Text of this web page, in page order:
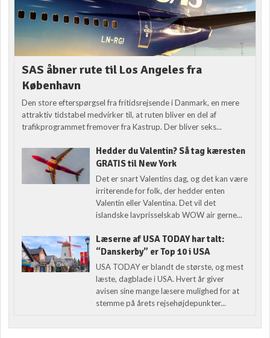
SAS åbner rute til Los Angeles fra
København
Den store efterspørgsel fra fritidsrejsende i Danmark, en mere
attraktiv tidstabel medvirker til, at ruten bliver en del af
trafikprogrammet fremover fra Kastrup. Der bliver seks...
Hedder du Valentin? Så tag kæresten
GRATIS til New York
Det er snart Valentins dag, og det kan være
irriterende for folk, der hedder enten
Valentin eller Valentina. Det vil det
islandske lavprisselskab WOW air gerne...
Læserne af USA TODAY har talt:
“Danskerby” er Top 10 i USA
USA TODAY er blandt de største, og mest
læste, dagblade i USA. Hvert år giver
avisen sine mange læsere mulighed for at
stemme på årets rejsehøjdepunkter...